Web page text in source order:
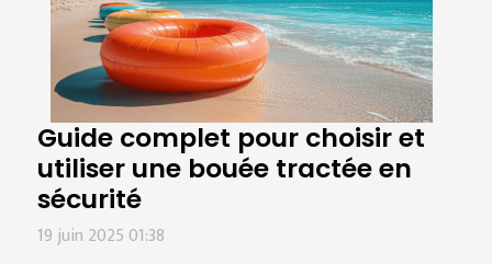
Guide complet pour choisir et
utiliser une bouée tractée en
sécurité
19 juin 2025 01:38